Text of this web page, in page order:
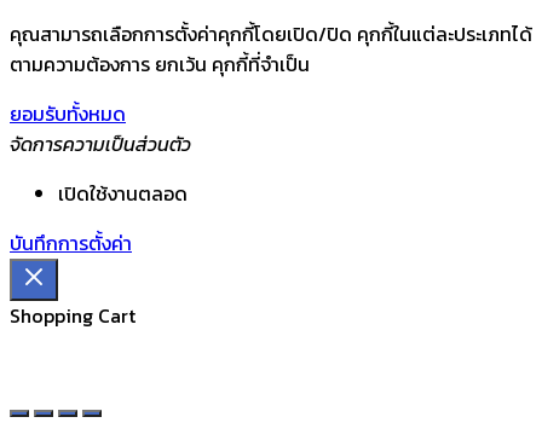
คุณสามารถเลือกการตั้งค่าคุกกี้โดยเปิด/ปิด คุกกี้ในแต่ละประเภทได้
ตามความต้องการ ยกเว้น คุกกี้ที่จำเป็น
ยอมรับทั้งหมด
จัดการความเป็นส่วนตัว
เปิดใช้งานตลอด
บันทึกการตั้งค่า
Shopping Cart